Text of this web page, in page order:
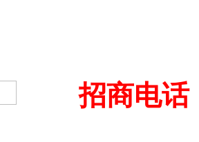
招商电话